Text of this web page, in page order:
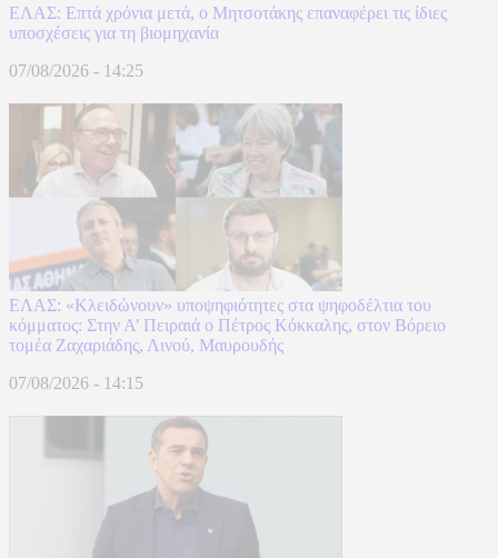
ΕΛΑΣ: Επτά χρόνια μετά, ο Μητσοτάκης επαναφέρει τις ίδιες
υποσχέσεις για τη βιομηχανία
07/08/2026 - 14:25
ΕΛΑΣ: «Κλειδώνουν» υποψηφιότητες στα ψηφοδέλτια του
κόμματος: Στην Α’ Πειραιά ο Πέτρος Κόκκαλης, στον Βόρειο
τομέα Ζαχαριάδης, Λινού, Μαυρουδής
07/08/2026 - 14:15